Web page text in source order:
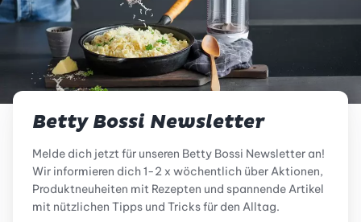
Betty Bossi Newsletter
Melde dich jetzt für unseren Betty Bossi Newsletter an!
Wir informieren dich 1-2 x wöchentlich über Aktionen,
Produktneuheiten mit Rezepten und spannende Artikel
mit nützlichen Tipps und Tricks für den Alltag.